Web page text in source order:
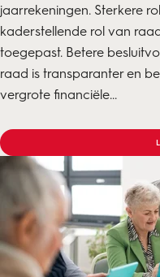
jaarrekeningen. Sterkere
kaderstellende rol van
toegepast. Betere
raad is transparanter en
vergrote financiële...